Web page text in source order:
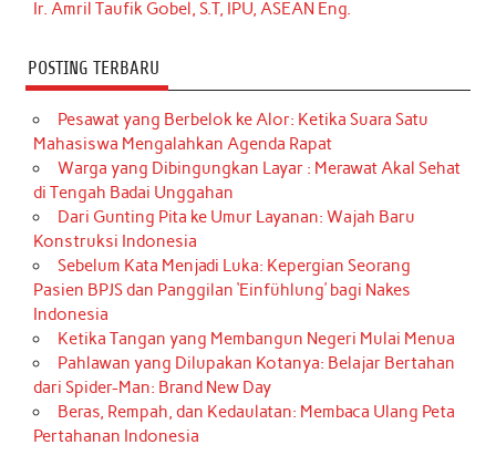
Ir. Amril Taufik Gobel, S.T, IPU, ASEAN Eng.
POSTING TERBARU
Pesawat yang Berbelok ke Alor: Ketika Suara Satu
Mahasiswa Mengalahkan Agenda Rapat
Warga yang Dibingungkan Layar : Merawat Akal Sehat
di Tengah Badai Unggahan
Dari Gunting Pita ke Umur Layanan: Wajah Baru
Konstruksi Indonesia
Sebelum Kata Menjadi Luka: Kepergian Seorang
Pasien BPJS dan Panggilan ‘Einfühlung’ bagi Nakes
Indonesia
Ketika Tangan yang Membangun Negeri Mulai Menua
Pahlawan yang Dilupakan Kotanya: Belajar Bertahan
dari Spider-Man: Brand New Day
Beras, Rempah, dan Kedaulatan: Membaca Ulang Peta
Pertahanan Indonesia